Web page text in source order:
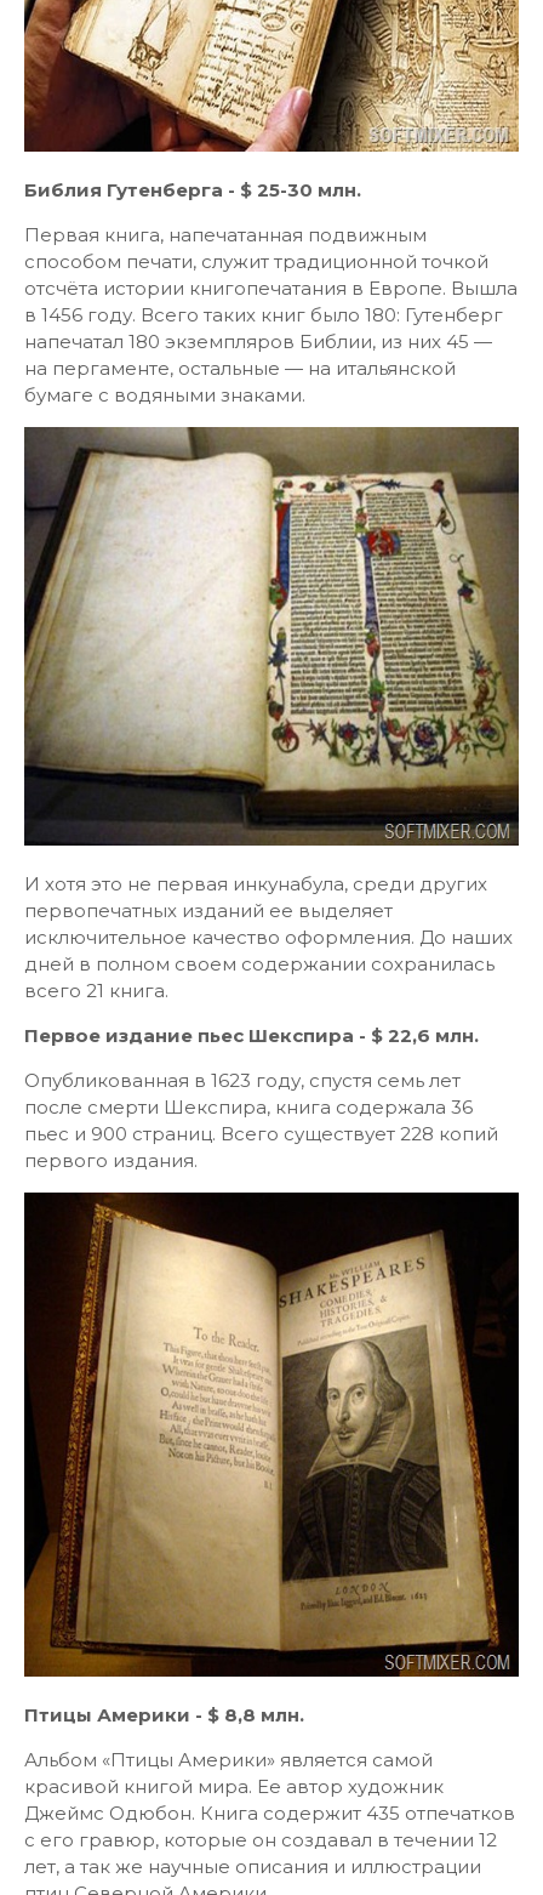
Библия Гутенберга - $ 25-30 млн.
Первая книга, напечатанная подвижным
способом печати, служит традиционной точкой
отсчёта истории книгопечатания в Европе. Вышла
в 1456 году. Всего таких книг было 180: Гутенберг
напечатал 180 экземпляров Библии, из них 45 —
на пергаменте, остальные — на итальянской
бумаге с водяными знаками.
И хотя это не первая инкунабула, среди других
первопечатных изданий ее выделяет
исключительное качество оформления. До наших
дней в полном своем содержании сохранилась
всего 21 книга.
Первое издание пьес Шекспира - $ 22,6 млн.
Опубликованная в 1623 году, спустя семь лет
после смерти Шекспира, книга содержала 36
пьес и 900 страниц. Всего существует 228 копий
первого издания.
Птицы Америки - $ 8,8 млн.
Альбом «Птицы Америки» является самой
красивой книгой мира. Ее автор художник
Джеймс Одюбон. Книга содержит 435 отпечатков
с его гравюр, которые он создавал в течении 12
лет, а так же научные описания и иллюстрации